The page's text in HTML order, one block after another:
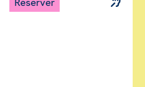
Réserver